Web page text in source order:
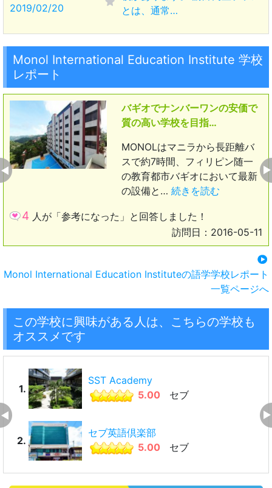
2019/02/20
とは、通常…
Monol International Education Institute 学校
レポート
バギオでナンバーワンの安価で
質の高い学校を目指…
MONOLはマニラから長距離バ
スで約7時間、フィリピン随一
の教育都市バギオにおいて最新
の設備と… 続きを読む
4 人が「参考になった」と回答しました！
訪問日：2016-05-11
Monol International Education Instituteの語学学校レポート
一覧ページへ
この学校に興味がある人は、こちらの学校も
オススメです
1.
SST Academy
5.00
セブ
2.
セブ英語倶楽部
5.00
セブ